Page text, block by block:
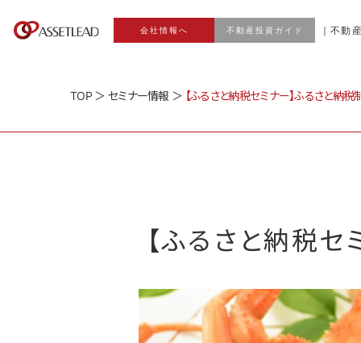
会社情報へ 不動産投資ガイド ｜不動
TOP＞ セミナー情報 ＞ 【ふるさと納税セミナー】ふるさと納
【ふるさと納税